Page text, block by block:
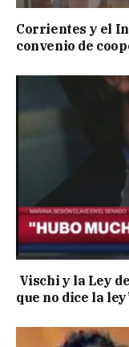
Corrientes y el
convenio de
Vischi y la Ley
que no dice la